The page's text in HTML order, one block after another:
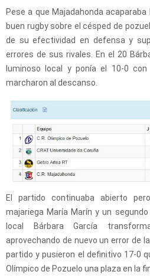
Pese a que Majadahonda
buen rugby sobre el césped de
de su efectividad en defensa y
errores de sus rivales. En el 20
luminoso local y ponía el 10-0
marcharon al descanso.
El partido continuaba abierto
majariega María Marín y un
local Bárbara García
aprovechando de nuevo un error de
partido y pusieron el definitivo 17-0
Olímpico de Pozuelo una plaza en la